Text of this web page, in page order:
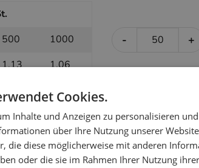
500
1000
1,13 1,06
- +
500
1000
0,95 0,91
- +
Cookies.
Inhalte und Anzeigen zu personalisieren
über Ihre Nutzung unserer
die diese möglicherweise mit anderen
oder die sie im Rahmen Ihrer Nutzung